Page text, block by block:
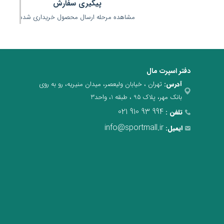
پیگیری سفارش
مشاهده مرحله ارسال محصول خریداری شده
دفتر اسپرت مال
آدرس: تهران ، خیابان ولیعصر، میدان منیریه، رو به روی
بانک مهر، پلاک 95 ، طبقه 1، واحد3
تلفن : 021 910 93 994
ایمیل: info@sportmall.ir